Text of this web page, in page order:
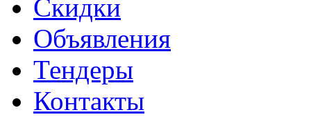
Скидки
Объявления
Тендеры
Контакты